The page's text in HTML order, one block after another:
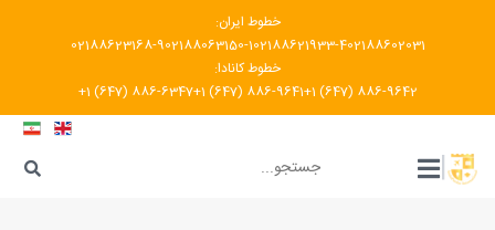
خطوط ایران:
02188623168-902188063150-102188621933-402188602031
خطوط کانادا:
+1 (647) 886-6347+1 (647) 886-9641+1 (647) 886-9642
|